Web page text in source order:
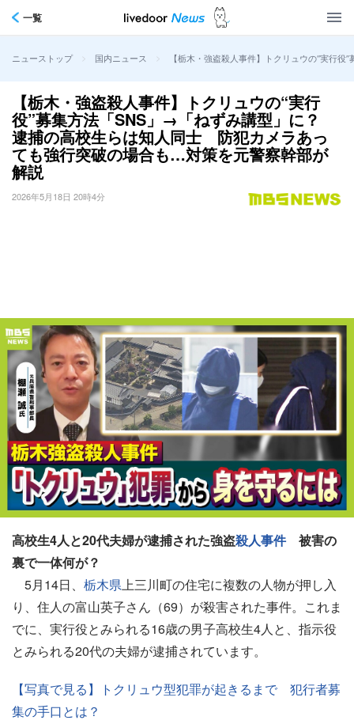
一覧
ニューストップ > 国内ニュース > 【栃木・強盗殺人事件】トクリュウの“実行
【栃木・強盗殺人事件】トクリュウの“実行
役”募集方法「SNS」→「ねずみ講型」に？
逮捕の高校生らは知人同士 防犯カメラあっ
ても強行突破の場合も…対策を元警察幹部が
解説
2026年5月18日 20時4分
高校生4人と20代夫婦が逮捕された強盗殺人事件被害の
裏で一体何が？
5月14日、 栃木県上三川町の住宅に複数の人物が押し入
り、住人の富山英子さん（69）が殺害された事件。これま
でに、実行役とみられる16歳の男子高校生4人と、指示役
とみられる20代の夫婦が逮捕されています。
【写真で見る】トクリュウ型犯罪が起きるまで 犯行者募
集の手口とは？